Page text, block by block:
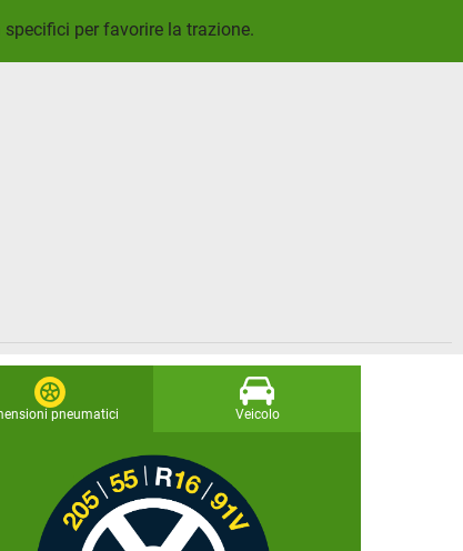
per favorire la trazione.
pneumatici Veicolo